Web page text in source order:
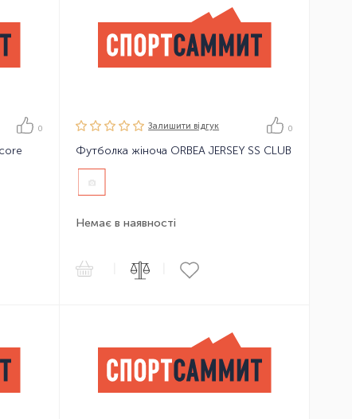
0 Залишити вiдгук 0
Футболка жіноча ORBEA JERSEY SS CLUB
Немає в наявності